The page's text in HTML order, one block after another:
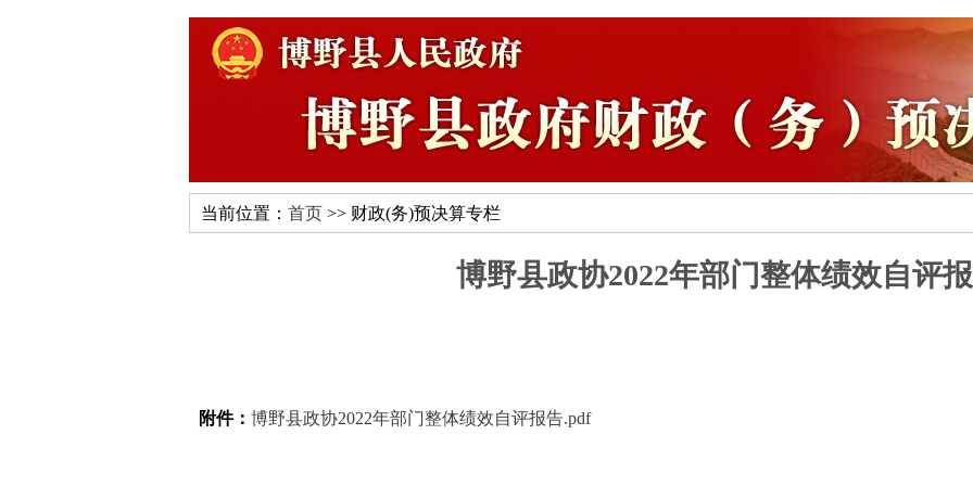
当前位置： 首页 >> 财政(务)预决算专栏
博野县政协2022年部门整体绩效自评
附件： 博野县政协2022年部门整体绩效自评报告.pdf